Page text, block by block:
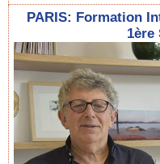
PARIS: Formation
1ère